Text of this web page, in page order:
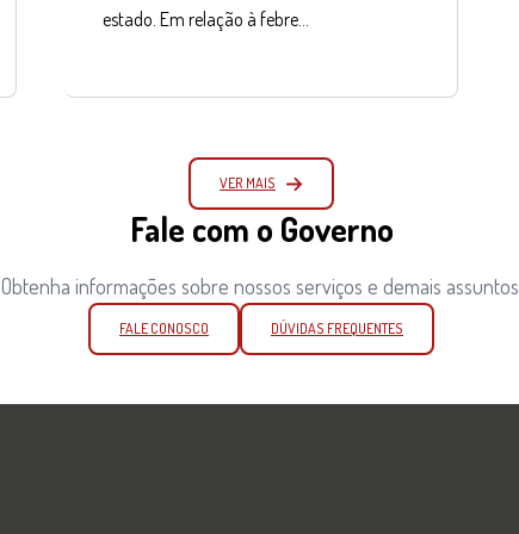
estado. Em relação à febre…
VER MAIS
Fale com o Governo
Obtenha informações sobre nossos serviços e demais
FALE CONOSCO DÚVIDAS FREQUENTES